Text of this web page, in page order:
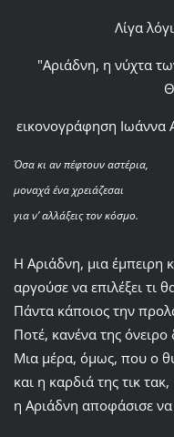
Λίγα
"Αριάδνη, η νύχτα
εικονογράφηση Ιωάννα
Όσα κι αν πέφτουν αστέρια,
μοναχά ένα χρειάζεσαι
για ν’ αλλάξεις τον κόσμο.
Η Αριάδνη, μια έμπειρη
αργούσε να επιλέξει τι
Πάντα κάποιος την
Ποτέ, κανένα της
Μια μέρα, όμως, που ο
και η καρδιά της τικ τακ,
η Αριάδνη αποφάσισε να